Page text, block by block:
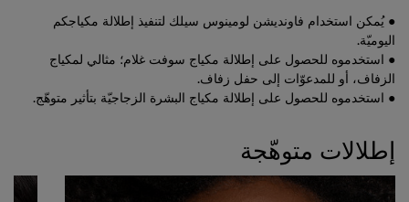
● يُمكن استخدام فاونديشن لومينوس سيلك لتنفيذ إطلالة مكياجكم
اليوميّة.
● استخدموه للحصول على إطلالة مكياج سوفت غلام؛ مثالي لمكياج
الزفاف، أو للمدعوّات إلى حفل زفاف.
● استخدموه للحصول على إطلالة مكياج البشرة الزجاجيّة بتأثير متوهّج.
إطلالات متوهّجة